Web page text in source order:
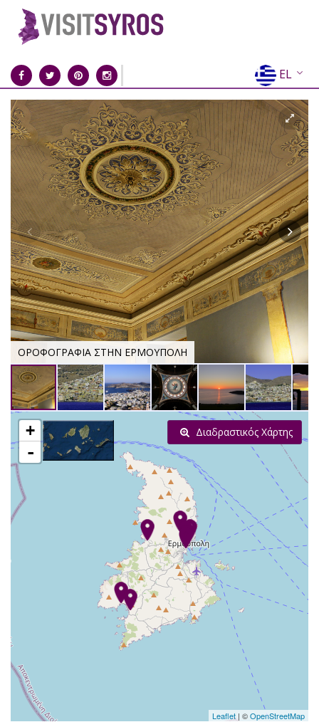
EL
EN
FR
DE
IT
ES
RU
CN
ΟΡΟΦΟΓΡΑΦΙΑ ΣΤΗΝ ΕΡΜΟΥΠΟΛΗ
+
-
Leaflet | ©OpenStreetMap
Διαδραστικός Χάρτης